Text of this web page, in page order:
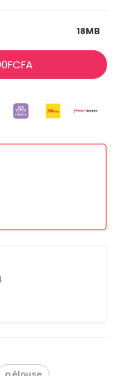
18MB
FCFA